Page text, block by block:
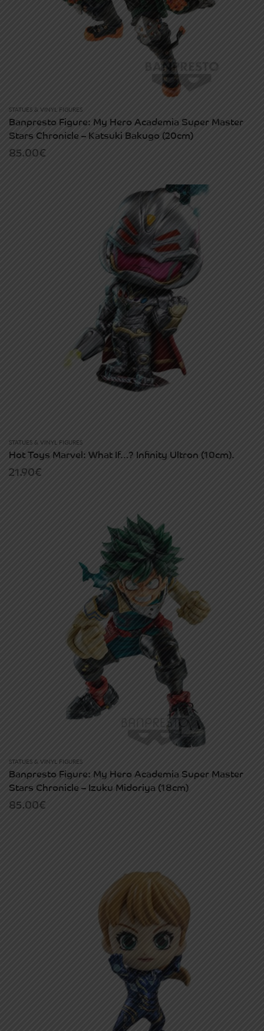
STATUES & VINYL FIGURES
Banpresto Figure: My Hero Academia Super Master
Stars Chronicle – Katsuki Bakugo (20cm)
85.00€
STATUES & VINYL FIGURES
Hot Toys Marvel: What If…? Infinity Ultron (10cm).
21.90€
STATUES & VINYL FIGURES
Banpresto Figure: My Hero Academia Super Master
Stars Chronicle – Izuku Midoriya (18cm)
85.00€